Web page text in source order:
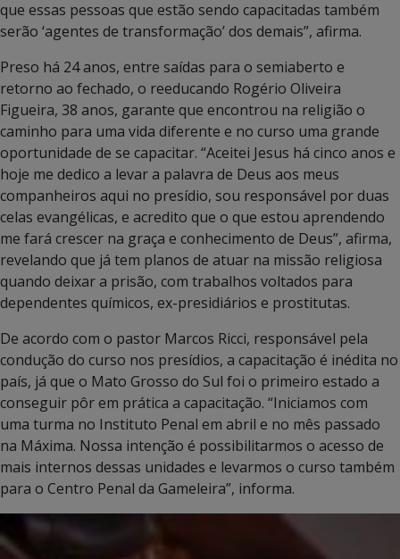
que essas pessoas que estão sendo capacitadas também
serão ‘agentes de transformação’ dos demais”, afirma.
Preso há 24 anos, entre saídas para o semiaberto e
retorno ao fechado, o reeducando Rogério Oliveira
Figueira, 38 anos, garante que encontrou na religião o
caminho para uma vida diferente e no curso uma grande
oportunidade de se capacitar. “Aceitei Jesus há cinco anos e
hoje me dedico a levar a palavra de Deus aos meus
companheiros aqui no presídio, sou responsável por duas
celas evangélicas, e acredito que o que estou aprendendo
me fará crescer na graça e conhecimento de Deus”, afirma,
revelando que já tem planos de atuar na missão religiosa
quando deixar a prisão, com trabalhos voltados para
dependentes químicos, ex-presidiários e prostitutas.
De acordo com o pastor Marcos Ricci, responsável pela
condução do curso nos presídios, a capacitação é inédita no
país, já que o Mato Grosso do Sul foi o primeiro estado a
conseguir pôr em prática a capacitação. “Iniciamos com
uma turma no Instituto Penal em abril e no mês passado
na Máxima. Nossa intenção é possibilitarmos o acesso de
mais internos dessas unidades e levarmos o curso também
para o Centro Penal da Gameleira”, informa.